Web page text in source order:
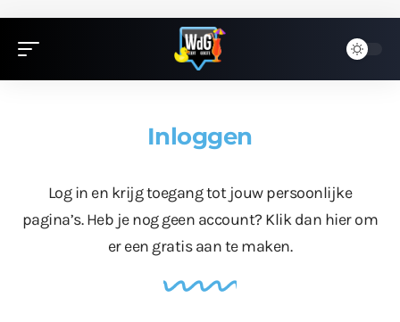
Inloggen
Log in en krijg toegang tot jouw persoonlijke
pagina’s. Heb je nog geen account? Klik dan hierom
er een gratis aan te maken.